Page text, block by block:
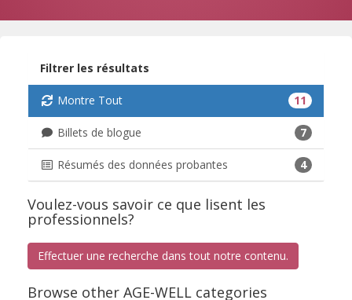
Filtrer les résultats
11
Montre Tout
7
Billets de blogue
4
Résumés des données probantes
Voulez-vous savoir ce que lisent les
professionnels?
Effectuer une recherche dans tout notre contenu.
Browse other AGE-WELL categories